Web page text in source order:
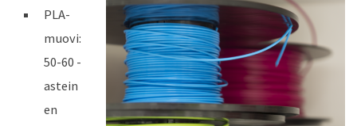
PLA-
muovi:
50-60 -
astein
en